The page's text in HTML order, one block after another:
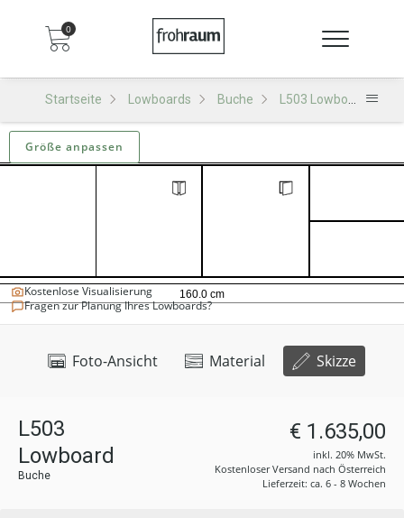
0
Startseite Lowboards Buche L503 Lowboard
Foto-Ansicht Material Skizze
Kostenlose Visualisierung
Fragen zur Planung Ihres Lowboards?
Größe anpassen
L503
Lowboard
Buche
€ 1.635,00
inkl. 20% MwSt.
Kostenloser Versand nach Österreich
Lieferzeit: ca. 6 - 8 Wochen